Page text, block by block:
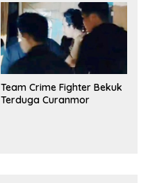
Team Crime Fighter Bekuk
Terduga Curanmor